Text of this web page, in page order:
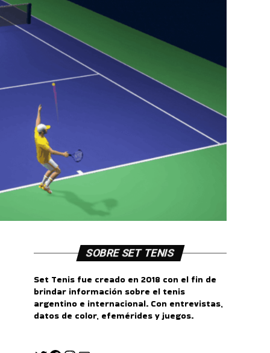
SOBRE SET TENIS
Set Tenis fue creado en 2018 con el fin de
brindar información sobre el tenis
argentino e internacional. Con entrevistas,
datos de color, efemérides y juegos.